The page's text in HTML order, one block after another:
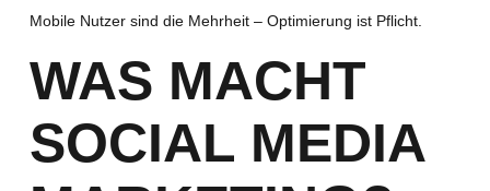
Mobile Nutzer sind die Mehrheit – Optimierung ist Pflicht.
WAS MACHT
SOCIAL MEDIA